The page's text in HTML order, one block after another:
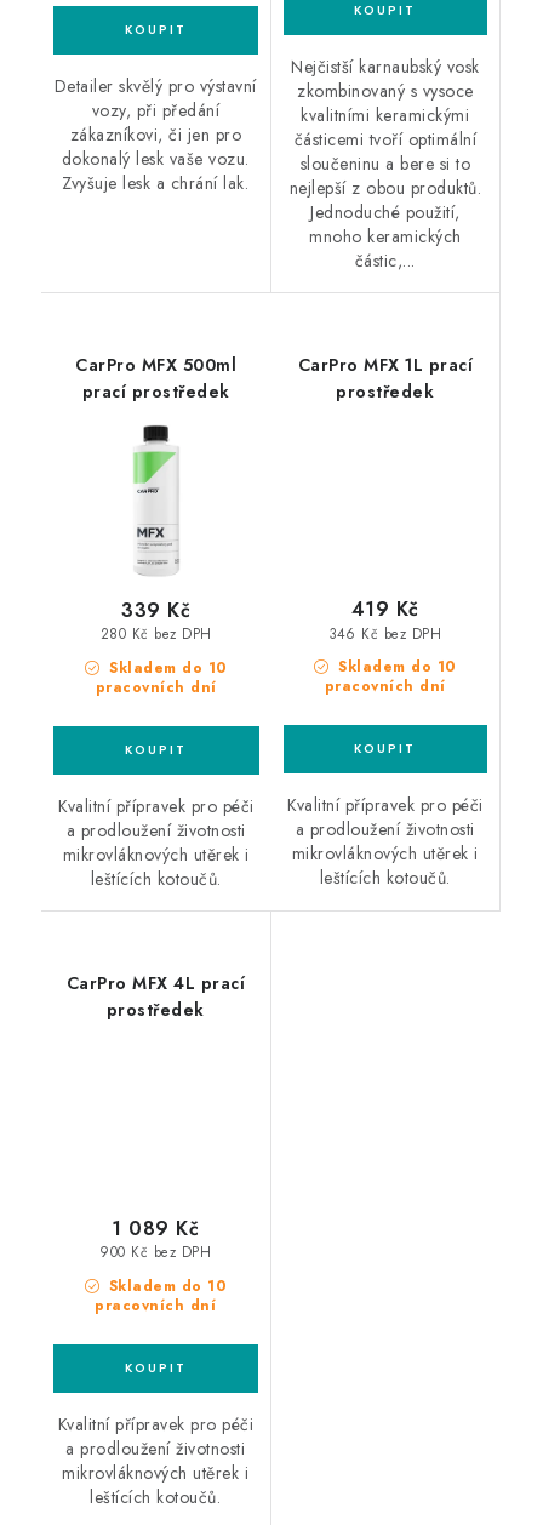
Detailer skvělý pro výstavní
vozy, při předání
zákazníkovi, či jen pro
dokonalý lesk vaše vozu.
Zvyšuje lesk a chrání lak.
Nejčistší karnaubský vosk
zkombinovaný s vysoce
kvalitními keramickými
částicemi tvoří optimální
sloučeninu a bere si to
nejlepší z obou produktů.
Jednoduché použití,
mnoho keramických
částic,...
CarPro MFX 500ml
prací prostředek
Skladem do 10
pracovních dní
280 Kč bez DPH
339 Kč
Kvalitní přípravek pro péči
a prodloužení životnosti
mikrovláknových utěrek i
leštících kotoučů.
CarPro MFX 1L prací
prostředek
Skladem do 10
pracovních dní
346 Kč bez DPH
419 Kč
Kvalitní přípravek pro péči
a prodloužení životnosti
mikrovláknových utěrek i
leštících kotoučů.
CarPro MFX 4L prací
prostředek
Skladem do 10
pracovních dní
900 Kč bez DPH
1 089 Kč
Kvalitní přípravek pro péči
a prodloužení životnosti
mikrovláknových utěrek i
leštících kotoučů.